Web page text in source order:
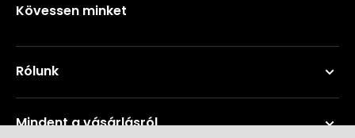
Kövessen minket
Rólunk
Mindent a vásárlásról